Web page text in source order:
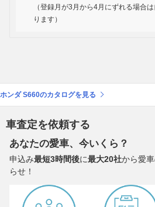
（登録月が3月から4月にずれる場合
ります）
ホンダ S660のカタログを見る
車査定を依頼する
あなたの愛車、今いくら？
申込み最短3時間後に最大20社から愛
らせ！